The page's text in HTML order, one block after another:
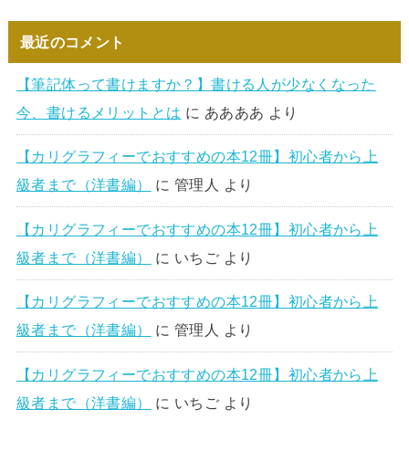
最近のコメント
【筆記体って書けますか？】書ける人が少なくなった
今、書けるメリットとは に ああああ より
【カリグラフィーでおすすめの本12冊】初心者から上
級者まで（洋書編）
に 管理人 より
【カリグラフィーでおすすめの本12冊】初心者から上
級者まで（洋書編）
に いちご より
【カリグラフィーでおすすめの本12冊】初心者から上
級者まで（洋書編）
に 管理人 より
【カリグラフィーでおすすめの本12冊】初心者から上
級者まで（洋書編）
に いちご より